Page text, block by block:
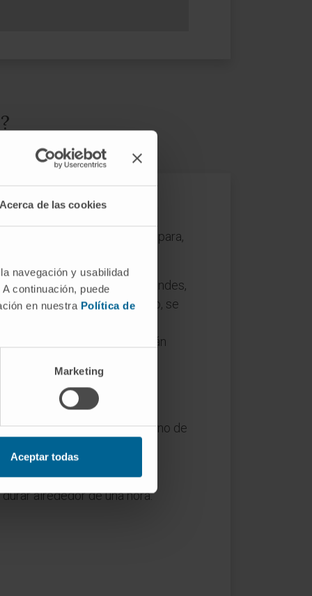
de las cookies
navegación y usabilidad
continuación, puede
en nuestra Política de
Marketing
Aceptar todas
irrigan y el conducto cístico para,
o alberga cálculos grandes,
abierta. Para ello, se
y el conducto que están
tras la resección el
el hígado hasta el intestino
deja un pequeño tubo plano de
alrededor de una hora.